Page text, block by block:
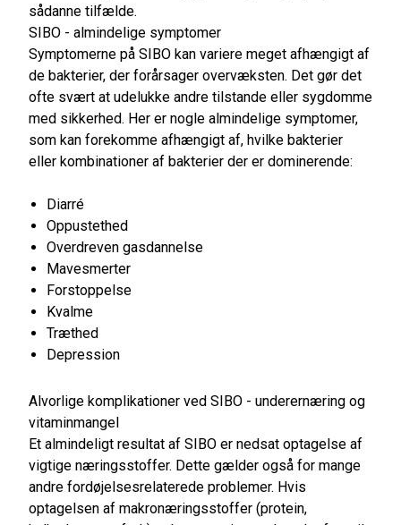
sådanne tilfælde.
SIBO - almindelige symptomer
Symptomerne på SIBO kan variere meget afhængigt af
de bakterier, der forårsager overvæksten. Det gør det
ofte svært at udelukke andre tilstande eller sygdomme
med sikkerhed. Her er nogle almindelige symptomer,
som kan forekomme afhængigt af, hvilke bakterier
eller kombinationer af bakterier der er dominerende:
Diarré
Oppustethed
Overdreven gasdannelse
Mavesmerter
Forstoppelse
Kvalme
Træthed
Depression
Alvorlige komplikationer ved SIBO - underernæring og
vitaminmangel
Et almindeligt resultat af SIBO er nedsat optagelse af
vigtige næringsstoffer. Dette gælder også for mange
andre fordøjelsesrelaterede problemer. Hvis
optagelsen af makronæringsstoffer (protein,